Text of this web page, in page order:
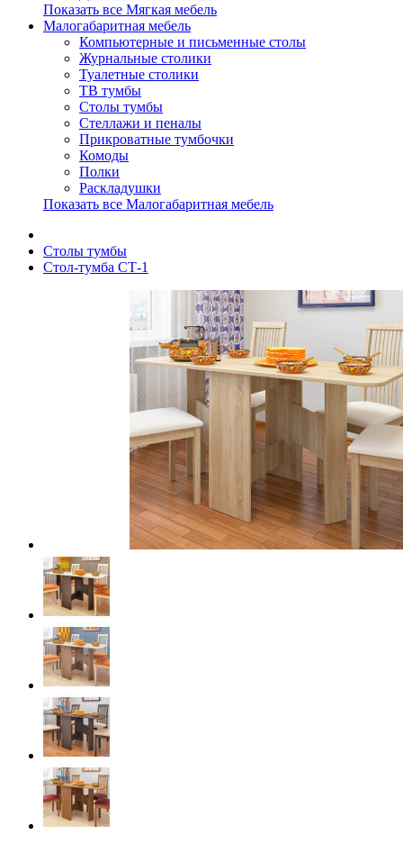
Показать все Мягкая мебель
Малогабаритная мебель
Компьютерные и письменные столы
Журнальные столики
Туалетные столики
ТВ тумбы
Столы тумбы
Стеллажи и пеналы
Прикроватные тумбочки
Комоды
Полки
Раскладушки
Показать все Малогабаритная мебель
Столы тумбы
Стол-тумба СТ-1